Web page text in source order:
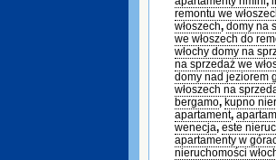
remontu we
włoszech, domy na
we włoszech do
włochy domy na
na sprzedaż we
domy nad jeziorem
włoszech na
bergamo, kupno
apartament,
wenecja, este
apartamenty w
nieruchomości